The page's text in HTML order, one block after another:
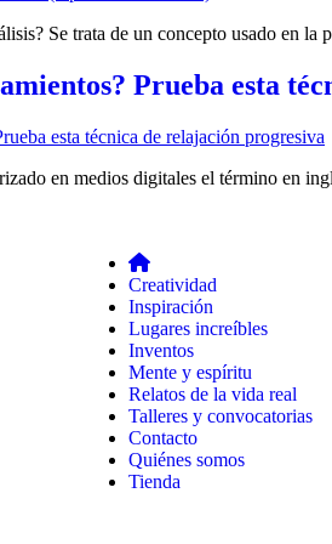
Se trata de un concepto usado en
Prueba esta
en medios digitales el término en
Creatividad
Inspiración
Lugares increíbles
Inventos
Mente y espíritu
Relatos de la vida real
Talleres y convocatorias
Contacto
Quiénes somos
Tienda